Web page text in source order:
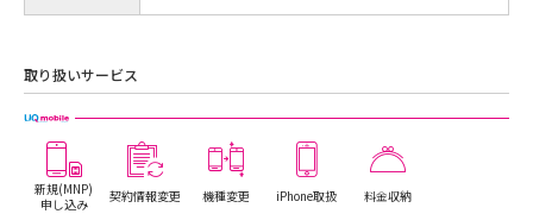
取り扱いサービス
新規(MNP)
申し込み
契約情報変更 機種変更 iPhone取扱 料金収納